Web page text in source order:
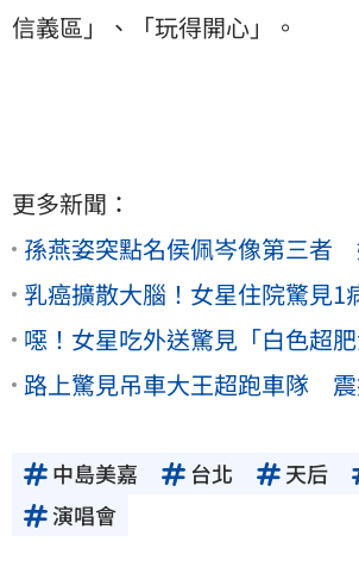
信義區」、「玩得開心」。
更多新聞：
孫燕姿突點名侯佩岑像第三者
乳癌擴散大腦！女星住院驚見1
噁！女星吃外送驚見「白色超肥
路上驚見吊車大王超跑車隊
中島美嘉 台北 天后
演唱會